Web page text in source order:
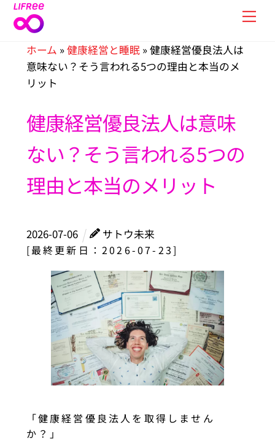
Skip
ホーム »健康経営と睡眠 »健康経営優良法人は
意味ない？そう言われる5つの理由と本当のメ
リット
健康経営優良法人は意味
ない？そう言われる5つの
理由と本当のメリット
2026-07-06
サトウ未来
[最終更新日：2026-07-23]
「健康経営優良法人を取得しません
か？」